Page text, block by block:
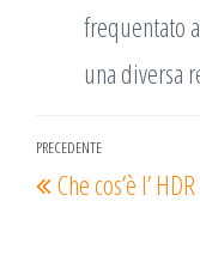
frequentato
una diversa
Navigazione
articoli
Articolo
precedente
PRECEDENTE
Che cos’è l’ HDR